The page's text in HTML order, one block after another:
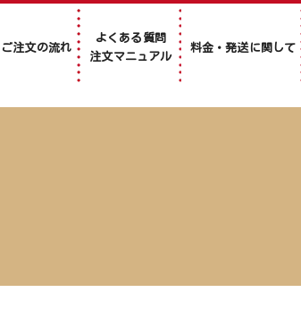
ご注文の流れ
よくある質問
注文マニュアル
料金・発送に関して